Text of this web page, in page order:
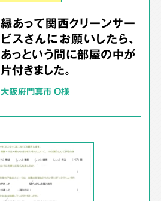
縁あって関西クリーンサー
ビスさんにお願いしたら、
あっという間に部屋の中が
片付きました。
大阪府門真市 O様